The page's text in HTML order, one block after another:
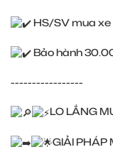
HS/SV mua xe
Bảo hành
-----------------
LO LẮNG
GIẢI PHÁP